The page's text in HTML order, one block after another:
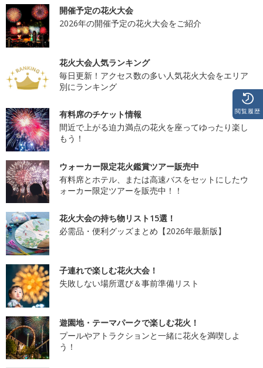
開催予定の花火大会
2026年の開催予定の花火大会をご紹介
花火大会人気ランキング
毎日更新！アクセス数の多い人気花火大会をエリア
別にランキング
有料席のチケット情報
間近で上がる迫力満点の花火を座ってゆったり楽し
もう！
ウォーカー限定花火鑑賞ツアー販売中
有料席とホテル、または高速バスをセットにしたウ
ォーカー限定ツアーを販売中！！
花火大会の持ち物リスト15選！
必需品・便利グッズまとめ【2026年最新版】
子連れで楽しむ花火大会！
失敗しない場所選び＆事前準備リスト
遊園地・テーマパークで楽しむ花火！
プールやアトラクションと一緒に花火を満喫しよ
う！
閲覧履歴